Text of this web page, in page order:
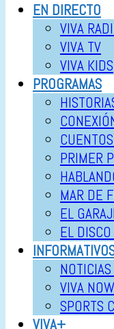
EN DIRECTO
VIVA
VIVA TV
VIVA KIDS
PROGRAMAS
PRIMER
MAR DE
EL
EL
VIVA
SPORTS
VIVA+